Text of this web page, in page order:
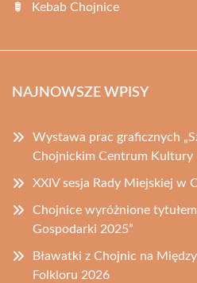
Kebab Chojnice
NAJNOWSZE WPISY
Wystawa prac graficznych
Chojnickim Centrum Kultury
XXIV sesja Rady Miejskiej w
Chojnice wyróżnione
Gospodarki 2025”
Bławatki z Chojnic na
Folkloru 2026